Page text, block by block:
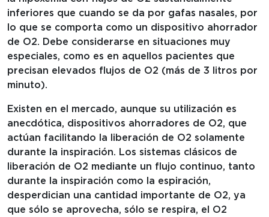
inferiores que cuando se da por gafas nasales, por
lo que se comporta como un dispositivo ahorrador
de O2. Debe considerarse en situaciones muy
especiales, como es en aquellos pacientes que
precisan elevados flujos de O2 (más de 3 litros por
minuto).
Existen en el mercado, aunque su utilización es
anecdótica, dispositivos ahorradores de O2, que
actúan facilitando la liberación de O2 solamente
durante la inspiración. Los sistemas clásicos de
liberación de O2 mediante un flujo continuo, tanto
durante la inspiración como la espiración,
desperdician una cantidad importante de O2, ya
que sólo se aprovecha, sólo se respira, el O2